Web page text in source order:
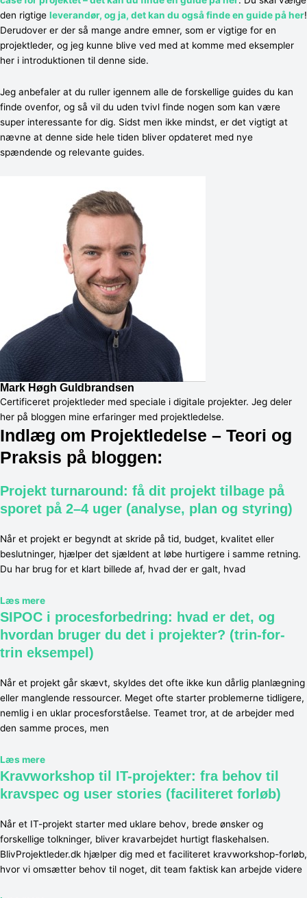
den rigtige leverandør, og ja, det kan du også finde en guide på her!
Derudover er der så mange andre emner, som er vigtige for en
projektleder, og jeg kunne blive ved med at komme med eksempler
her i introduktionen til denne side.
Jeg anbefaler at du ruller igennem alle de forskellige guides du kan
finde ovenfor, og så vil du uden tvivl finde nogen som kan være
super interessante for dig. Sidst men ikke mindst, er det vigtigt at
nævne at denne side hele tiden bliver opdateret med nye
spændende og relevante guides.
Mark Høgh Guldbrandsen
Certificeret projektleder med speciale i digitale projekter. Jeg deler
her på bloggen mine erfaringer med projektledelse.
Indlæg om Projektledelse – Teori og
Praksis på bloggen:
Projekt turnaround: få dit projekt tilbage på
sporet på 2–4 uger (analyse, plan og styring)
Når et projekt er begyndt at skride på tid, budget, kvalitet eller
beslutninger, hjælper det sjældent at løbe hurtigere i samme retning.
Du har brug for et klart billede af, hvad der er galt, hvad
Læs mere
SIPOC i procesforbedring: hvad er det, og
hvordan bruger du det i projekter? (trin-for-
trin eksempel)
Når et projekt går skævt, skyldes det ofte ikke kun dårlig planlægning
eller manglende ressourcer. Meget ofte starter problemerne tidligere,
nemlig i en uklar procesforståelse. Teamet tror, at de arbejder med
den samme proces, men
Læs mere
Kravworkshop til IT-projekter: fra behov til
kravspec og user stories (faciliteret forløb)
Når et IT-projekt starter med uklare behov, brede ønsker og
forskellige tolkninger, bliver kravarbejdet hurtigt flaskehalsen.
BlivProjektleder.dk hjælper dig med et faciliteret kravworkshop-forløb,
hvor vi omsætter behov til noget, dit team faktisk kan arbejde videre